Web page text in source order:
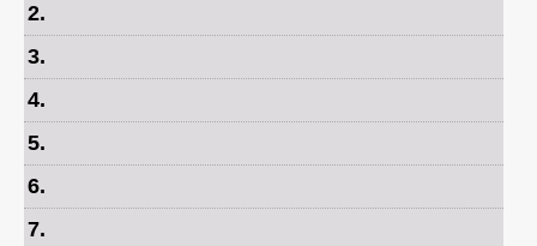
2.
3.
4.
5.
6.
7.